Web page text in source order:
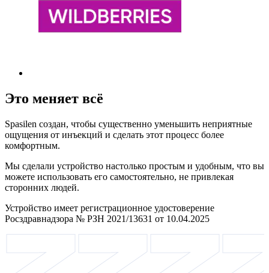
Это меняет всё
Spasilen создан, чтобы существенно уменьшить неприятные
ощущения от инъекций и сделать этот процесс более
комфортным.
Мы сделали устройство настолько простым и удобным, что вы
можете использовать его самостоятельно, не привлекая
сторонних людей.
Устройство имеет регистрационное удостоверение
Росздравнадзора № РЗН 2021/13631 от 10.04.2025